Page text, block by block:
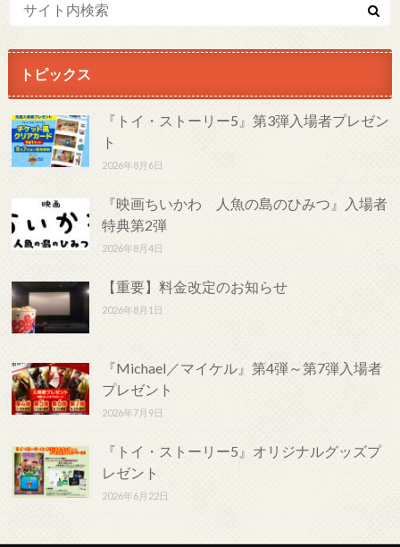
トピックス
『トイ・ストーリー5』第3弾入場者プレゼン
ト
2026年8月6日
『映画ちいかわ 人魚の島のひみつ』入場者
特典第2弾
2026年8月4日
【重要】料金改定のお知らせ
2026年8月1日
『Michael／マイケル』第4弾～第7弾入場者
プレゼント
2026年7月9日
『トイ・ストーリー5』オリジナルグッズプ
レゼント
2026年6月22日